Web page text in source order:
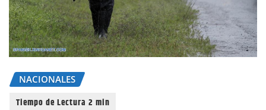
NACIONALES